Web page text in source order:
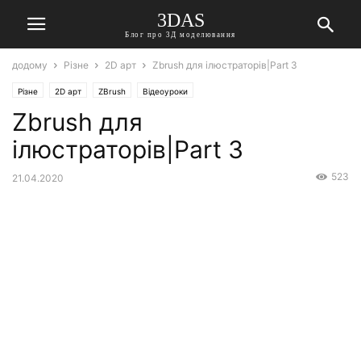
3DAS
Блог про 3Д моделювання
додому Різне 2D арт Zbrush для ілюстраторів|Part 3
Різне 2D арт ZBrush Відеоуроки
Zbrush для
ілюстраторів|Part 3
21.04.2020 523